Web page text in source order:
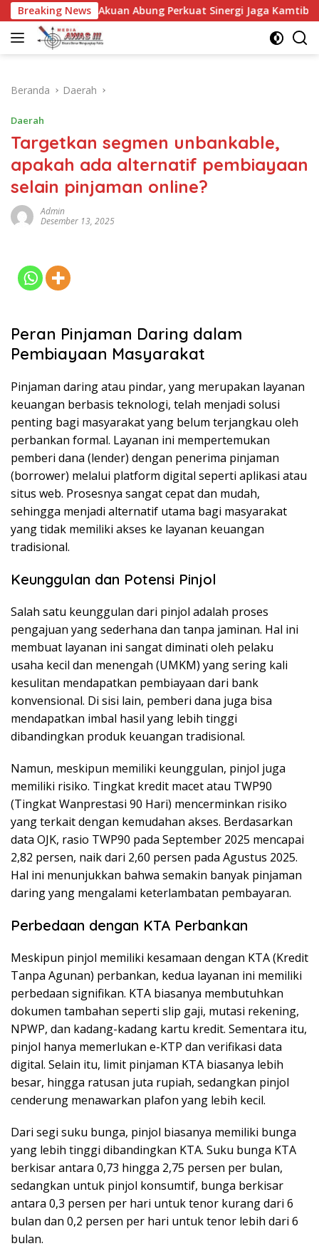
Langsung
ke
konten
Breaking News
Abung Perkuat Sinergi Jaga Kamtibma
Beranda Daerah
Daerah
Targetkan segmen unbankable,
apakah ada alternatif pembiayaan
selain pinjaman online?
Admin
Desember 13, 2025
Peran Pinjaman Daring dalam
Pembiayaan Masyarakat
Pinjaman daring atau pindar, yang merupakan layanan
keuangan berbasis teknologi, telah menjadi solusi
penting bagi masyarakat yang belum terjangkau oleh
perbankan formal. Layanan ini mempertemukan
pemberi dana (lender) dengan penerima pinjaman
(borrower) melalui platform digital seperti aplikasi atau
situs web. Prosesnya sangat cepat dan mudah,
sehingga menjadi alternatif utama bagi masyarakat
yang tidak memiliki akses ke layanan keuangan
tradisional.
Keunggulan dan Potensi Pinjol
Salah satu keunggulan dari pinjol adalah proses
pengajuan yang sederhana dan tanpa jaminan. Hal ini
membuat layanan ini sangat diminati oleh pelaku
usaha kecil dan menengah (UMKM) yang sering kali
kesulitan mendapatkan pembiayaan dari bank
konvensional. Di sisi lain, pemberi dana juga bisa
mendapatkan imbal hasil yang lebih tinggi
dibandingkan produk keuangan tradisional.
Namun, meskipun memiliki keunggulan, pinjol juga
memiliki risiko. Tingkat kredit macet atau TWP90
(Tingkat Wanprestasi 90 Hari) mencerminkan risiko
yang terkait dengan kemudahan akses. Berdasarkan
data OJK, rasio TWP90 pada September 2025 mencapai
2,82 persen, naik dari 2,60 persen pada Agustus 2025.
Hal ini menunjukkan bahwa semakin banyak pinjaman
daring yang mengalami keterlambatan pembayaran.
Perbedaan dengan KTA Perbankan
Meskipun pinjol memiliki kesamaan dengan KTA (Kredit
Tanpa Agunan) perbankan, kedua layanan ini memiliki
perbedaan signifikan. KTA biasanya membutuhkan
dokumen tambahan seperti slip gaji, mutasi rekening,
NPWP, dan kadang-kadang kartu kredit. Sementara itu,
pinjol hanya memerlukan e-KTP dan verifikasi data
digital. Selain itu, limit pinjaman KTA biasanya lebih
besar, hingga ratusan juta rupiah, sedangkan pinjol
cenderung menawarkan plafon yang lebih kecil.
Dari segi suku bunga, pinjol biasanya memiliki bunga
yang lebih tinggi dibandingkan KTA. Suku bunga KTA
berkisar antara 0,73 hingga 2,75 persen per bulan,
sedangkan untuk pinjol konsumtif, bunga berkisar
antara 0,3 persen per hari untuk tenor kurang dari 6
bulan dan 0,2 persen per hari untuk tenor lebih dari 6
bulan.